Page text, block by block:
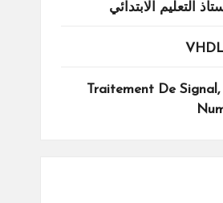
التعليم الابتدائي
Traitement De